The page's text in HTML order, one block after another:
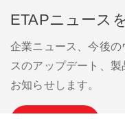
ETAPニュース
企業ニュース、今後
スのアップデート、
お知らせします。